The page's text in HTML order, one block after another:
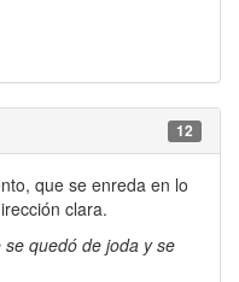
12
que se enreda en lo
clara.
quedó de joda y se